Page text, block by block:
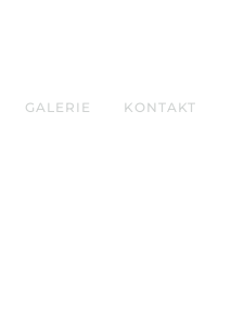
GALERIE KONTAKT